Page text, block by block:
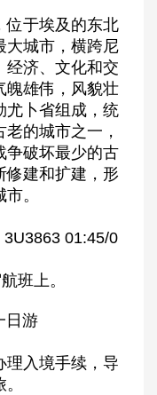
位于埃及的东北
大城市，横跨尼
经济、文化和交
魄雄伟，风貌壮
尤卜省组成，统
的城市之一，
争破坏最少的古
修建和扩建，形
。
01:45/0
班上。
日游
理入境手续，导